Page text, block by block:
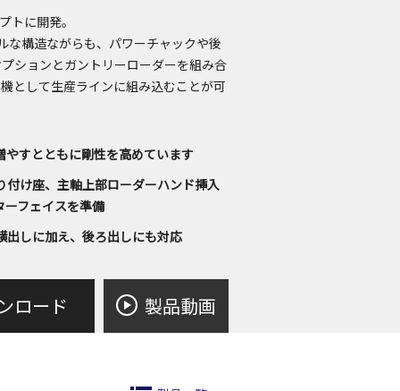
トに開発。
な構造ながらも、パワーチャックや後
ションとガントリーローダーを組み合
として生産ラインに組み込むことが可
すとともに剛性を高めています
付け座、主軸上部ローダーハンド挿入
ーフェイスを準備
出しに加え、後ろ出しにも対応
ロード 製品動画